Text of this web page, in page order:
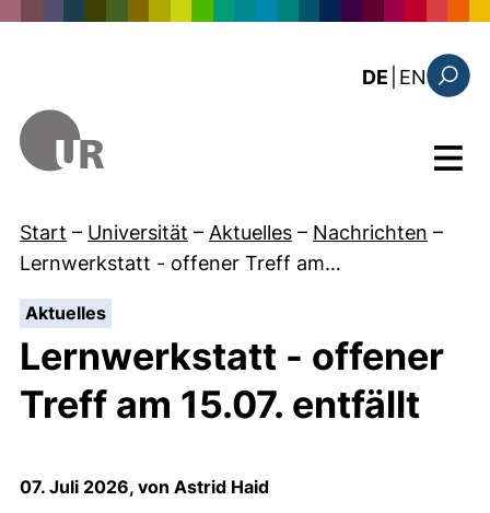
DE EN: the
Menü
Start – Universität – Aktuelles – Nachrichten –
Lernwerkstatt - offener Treff am…
Aktuelles:
Lernwerkstatt - offener
Treff am 15.07. entfällt
07. Juli 2026, von Astrid Haid